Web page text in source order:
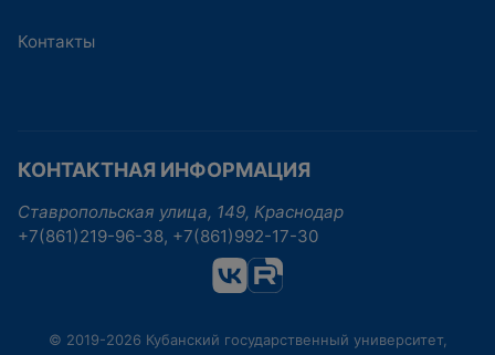
Контакты
КОНТАКТНАЯ ИНФОРМАЦИЯ
Ставропольская улица, 149, Краснодар
+7(861)219-96-38, +7(861)992-17-30
© 2019-2026 Кубанский государственный университет,